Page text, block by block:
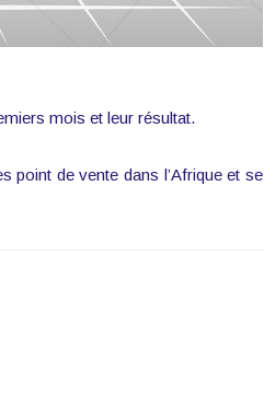
mois et leur résultat.
point de vente dans l’Afrique et se